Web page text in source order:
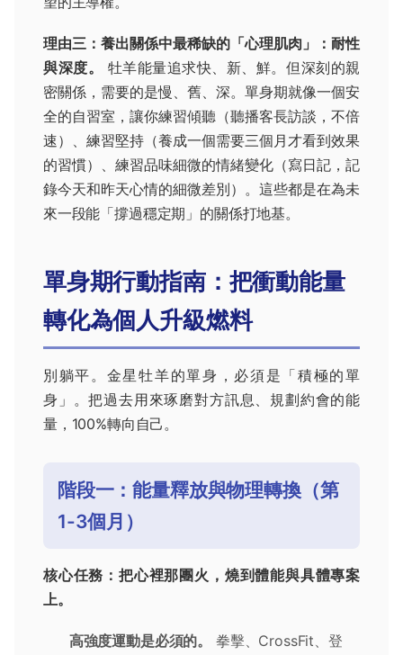
理由三：養出關係中最稀缺的「心理肌肉」：耐性
與深度。
牡羊能量追求快、新、鮮。但深刻的親
密關係，需要的是慢、舊、深。單身期就像一個安
全的自習室，讓你練習傾聽（聽播客長訪談，不倍
速）、練習堅持（養成一個需要三個月才看到效果
的習慣）、練習品味細微的情緒變化（寫日記，記
錄今天和昨天心情的細微差別）。這些都是在為未
來一段能「撐過穩定期」的關係打地基。
單身期行動指南：把衝動能量
轉化為個人升級燃料
別躺平。金星牡羊的單身，必須是「積極的單
身」。把過去用來琢磨對方訊息、規劃約會的能
量，100%轉向自己。
階段一：能量釋放與物理轉換（第
1-3個月）
核心任務：把心裡那團火，燒到體能與具體專案
上。
高強度運動是必須的。
拳擊、CrossFit、登